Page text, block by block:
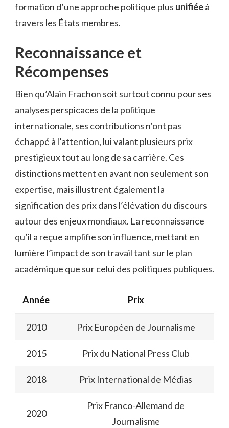
formation d’une approche politique plus unifiéeà
travers les États membres.
Reconnaissance et
Récompenses
Bien qu’Alain Frachon soit surtout connu pour ses
analyses perspicaces de la politique
internationale, ses contributions n’ont pas
échappé à l’attention, lui valant plusieurs prix
prestigieux tout au long de sa carrière. Ces
distinctions mettent en avant non seulement son
expertise, mais illustrent également la
signification des prix dans l’élévation du discours
autour des enjeux mondiaux. La reconnaissance
qu’il a reçue amplifie son influence, mettant en
lumière l’impact de son travail tant sur le plan
académique que sur celui des politiques publiques.
Année Prix
2010 Prix Européen de Journalisme
2015 Prix du National Press Club
2018 Prix International de Médias
2020
Prix Franco-Allemand de
Journalisme